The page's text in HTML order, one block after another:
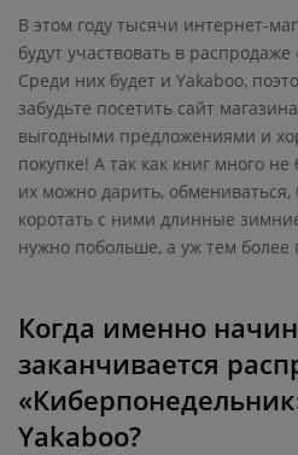
В этом году тысячи интернет-
будут участвовать в
Среди них будет и Yakaboo,
забудьте посетить сайт
выгодными предложениями и
покупке! А так как книг много
их можно дарить, обмениваться,
коротать с ними длинные
нужно побольше, а уж тем
Когда именно
заканчивается
Yakaboo?